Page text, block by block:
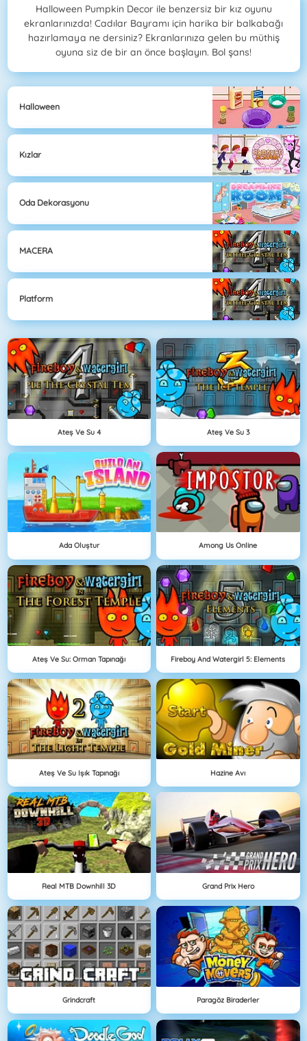
Halloween Pumpkin Decor ile benzersiz bir kız oyunu
ekranlarınızda! Cadılar Bayramı için harika bir balkabağı
hazırlamaya ne dersiniz? Ekranlarınıza gelen bu müthiş
oyuna siz de bir an önce başlayın. Bol şans!
Halloween
Kızlar
Oda Dekorasyonu
MACERA
Platform
Ateş Ve Su 4 Ateş Ve Su 3
Ada Oluştur Among Us Online
Ateş Ve Su: Orman Tapınağı Fireboy And Watergirl 5: Elements
Ateş Ve Su Işık Tapınağı Hazine Avı
Real MTB Downhill 3D Grand Prix Hero
Grindcraft Paragöz Biraderler